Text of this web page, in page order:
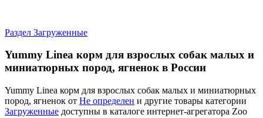
Раздел Загруженные
Yummy Linea корм для взрослых собак малых и
миниатюрных пород, ягненок в России
Yummy Linea корм для взрослых собак малых и миниатюрных
пород, ягненок от Не определен и другие товары категории
Загруженные доступны в каталоге интернет-агрегатора Zoo